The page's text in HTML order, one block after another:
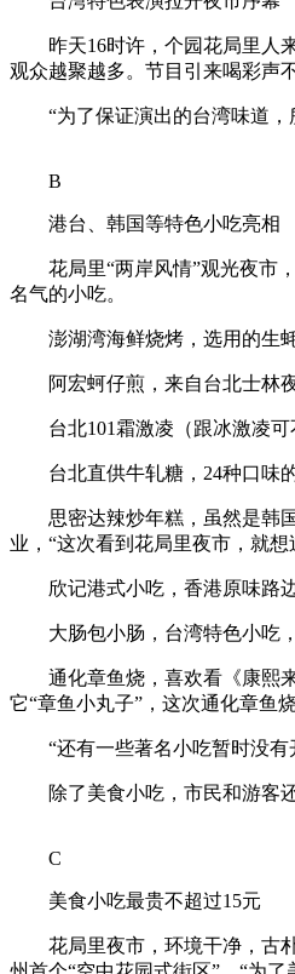
昨天16时许，个园花局里人来
观众越聚越多。节目引来喝彩声不
“为了保证演出的台湾味道，所
B
港台、韩国等特色小吃亮相
花局里“两岸风情”观光夜市，
名气的小吃。
澎湖湾海鲜烧烤，选用的生蚝
阿宏蚵仔煎，来自台北士林夜
台北101霜激凌（跟冰激凌可
台北直供牛轧糖，24种口味的
思密达辣炒年糕，虽然是韩国
业，“这次看到花局里夜市，就想
欣记港式小吃，香港原味路边
大肠包小肠，台湾特色小吃，
通化章鱼烧，喜欢看《康熙来
它“章鱼小丸子”，这次通化章鱼
“还有一些著名小吃暂时没有开
除了美食小吃，市民和游客还
C
美食小吃最贵不超过15元
花局里夜市，环境干净，古朴